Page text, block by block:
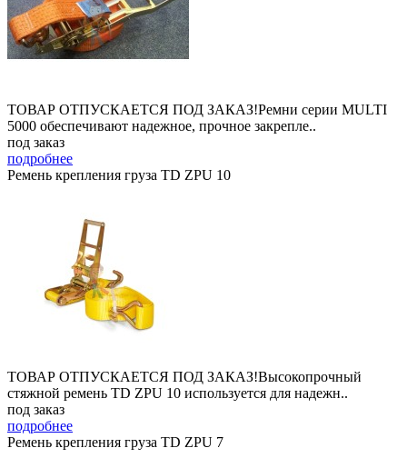
ТОВАР ОТПУСКАЕТСЯ ПОД ЗАКАЗ!Ремни серии MULTI
5000 обеспечивают надежное, прочное закрепле..
под заказ
подробнее
Ремень крепления груза TD ZPU 10
ТОВАР ОТПУСКАЕТСЯ ПОД ЗАКАЗ!Высокопрочный
стяжной ремень TD ZPU 10 используется для надежн..
под заказ
подробнее
Ремень крепления груза TD ZPU 7